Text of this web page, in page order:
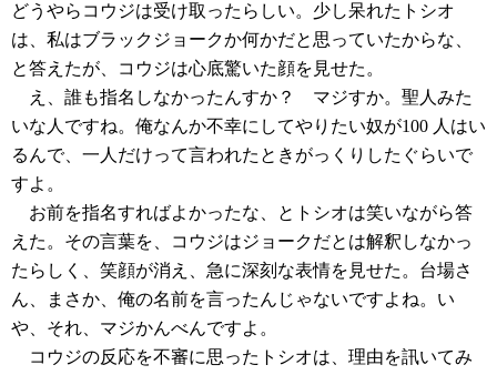
どうやらコウジは受け取ったらしい。少し呆れたトシオ
は、私はブラックジョークか何かだと思っていたからな、
と答えたが、コウジは心底驚いた顔を見せた。
え、誰も指名しなかったんすか？ マジすか。聖人みた
いな人ですね。俺なんか不幸にしてやりたい奴が100 人はい
るんで、一人だけって言われたときがっくりしたぐらいで
すよ。
お前を指名すればよかったな、とトシオは笑いながら答
えた。その言葉を、コウジはジョークだとは解釈しなかっ
たらしく、笑顔が消え、急に深刻な表情を見せた。台場さ
ん、まさか、俺の名前を言ったんじゃないですよね。い
や、それ、マジかんべんですよ。
コウジの反応を不審に思ったトシオは、理由を訊いてみ